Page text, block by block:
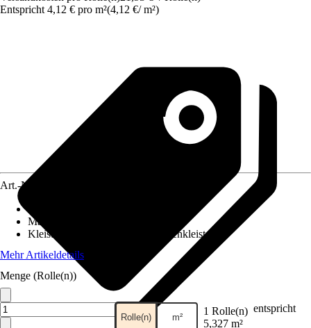
Entspricht 4,12 € pro m²(4,12 €/ m²)
Art.-Nr.
Maße (BxH)
Kleisterempfehlung
Spezialtapetenkleister
Mehr Artikeldetails
Menge (Rolle(n))
Rolle(n) m² 1 Rolle(n) entspricht
5,327 m²